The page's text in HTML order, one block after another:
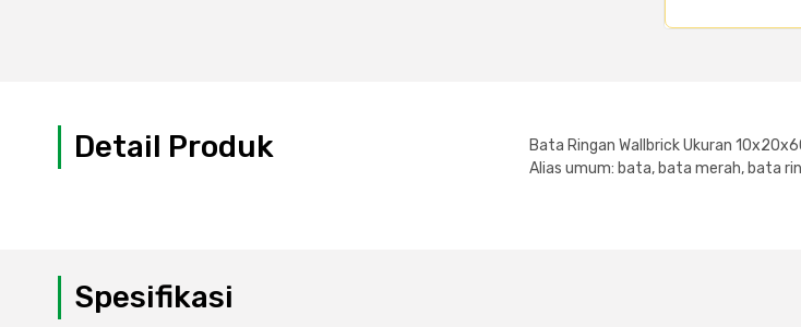
Detail Produk
Bata Ringan Wallbrick Ukuran
Alias umum: bata, bata merah, bata
Spesifikasi